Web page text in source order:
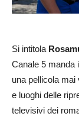
Si intitola
Canale 5 manda
una pellicola
e luoghi delle
televisivi dei